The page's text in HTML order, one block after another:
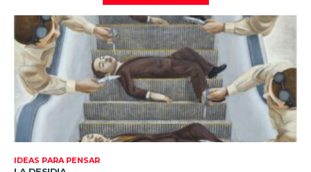
IDEAS PARA PENSAR